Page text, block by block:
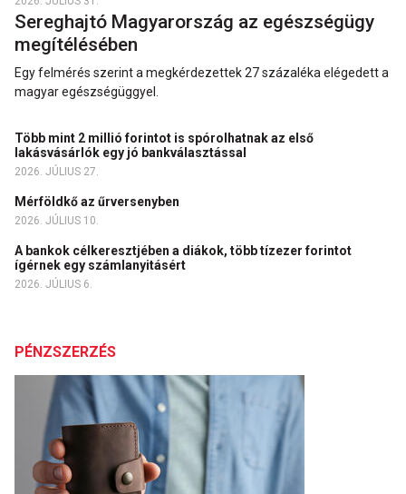
Sereghajtó Magyarország az egészségügy
megítélésében
Egy felmérés szerint a megkérdezettek 27 százaléka elégedett a
magyar egészségüggyel.
Több mint 2 millió forintot is spórolhatnak az első
lakásvásárlók egy jó bankválasztással
2026. JÚLIUS 27.
Mérföldkő az űrversenyben
2026. JÚLIUS 10.
A bankok célkeresztjében a diákok, több tízezer forintot
ígérnek egy számlanyitásért
2026. JÚLIUS 6.
PÉNZSZERZÉS